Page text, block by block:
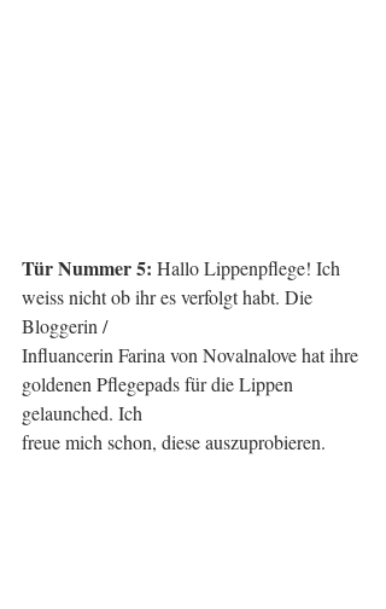
Tür Nummer 5: Hallo Lippenpflege! Ich
weiss nicht ob ihr es verfolgt habt. Die
Bloggerin /
Influancerin Farina von Novalnalove hat ihre
goldenen Pflegepads für die Lippen
gelaunched. Ich
freue mich schon, diese auszuprobieren.